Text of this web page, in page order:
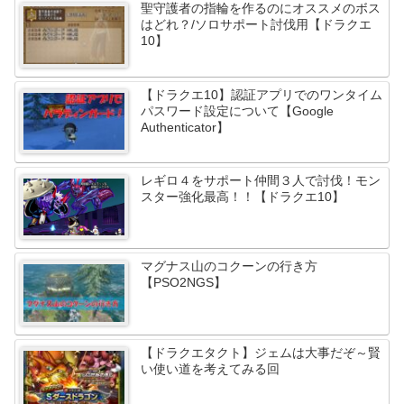
聖守護者の指輪を作るのにオススメのボス
はどれ？/ソロサポート討伐用【ドラクエ
10】
【ドラクエ10】認証アプリでのワンタイム
パスワード設定について【Google
Authenticator】
レギロ４をサポート仲間３人で討伐！モン
スター強化最高！！【ドラクエ10】
マグナス山のコクーンの行き方
【PSO2NGS】
【ドラクエタクト】ジェムは大事だぞ～賢
い使い道を考えてみる回